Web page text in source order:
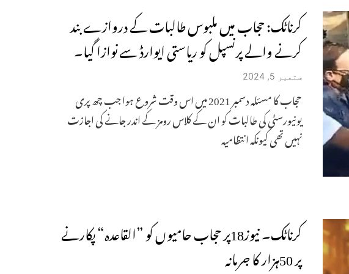
کرناٹک: حجاب میں ملبوس طالبات کے دروازے بند
کرنے والے پرنسپل کو ریاستی ایوارڈ سے نوازا گیا۔
ستمبر 5, 2024
حجاب کا مسئلہ دسمبر 2021 میں اس وقت شروع ہوا جب چھ پری
یونیورسٹی کی طالبات کو ان کے کلاس رومز کے اندر جانے کی اجازت
نہیں تھی کیونکہ انتظامیہ
کرناٹک۔ نیوز18پر حجاب حامیوں کو ”القاعدہ“ پکارنے
پر 50ہزار کا جرمانہ